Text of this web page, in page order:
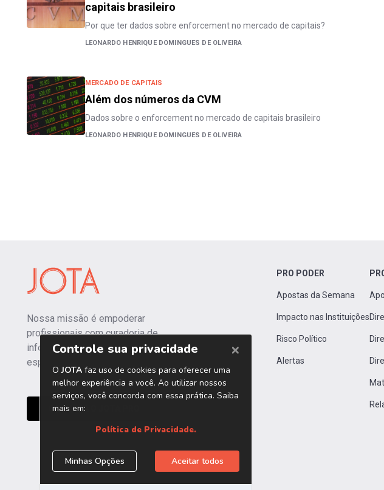
capitais brasileiro
Por que ter dados sobre enforcement no mercado de capitais?
LEONARDO HENRIQUE DOMINGUES DE OLIVEIRA
MERCADO DE CAPITAIS
Além dos números da CVM
Dados sobre o enforcement no mercado de capitais brasileiro
LEONARDO HENRIQUE DOMINGUES DE OLIVEIRA
Nossa missão é empoderar
profissionais com curadoria de
informações independentes e
especializadas.
CONHEÇA O JOTA PRO
PRO PODER
Apostas da Semana
Impacto nas Instituições
Risco Político
Alertas